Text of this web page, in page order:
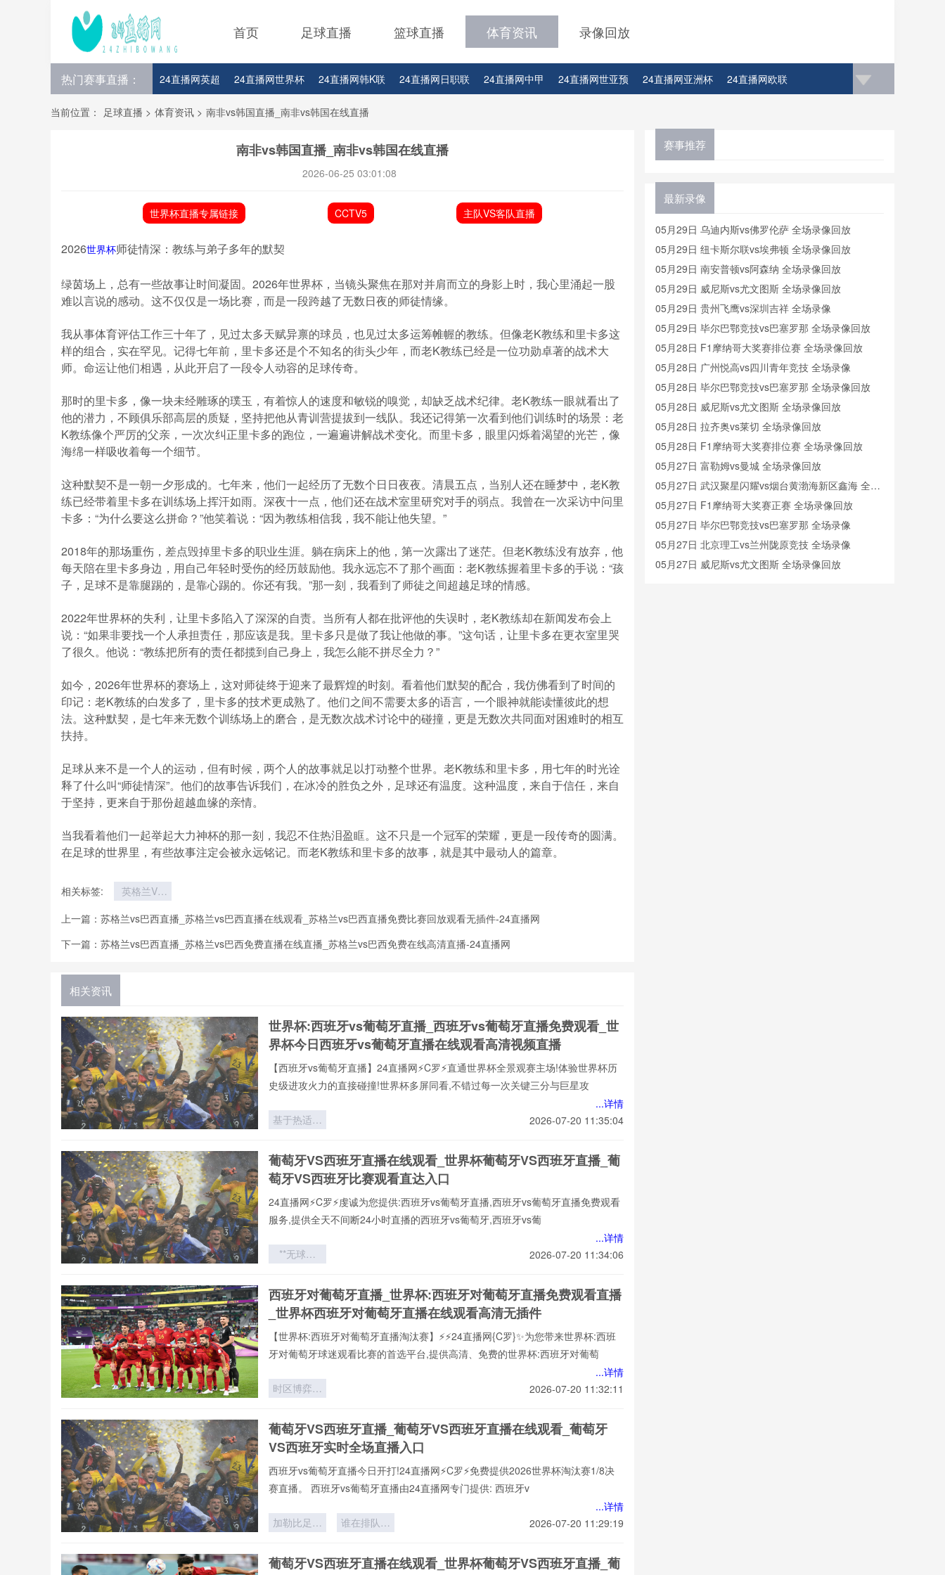
首页 足球直播 篮球直播 体育资讯 录像回放
热门赛事直播： 24直播网英超 24直播网世界杯 24直播网韩K联 24直播网日职联 24直播网中甲 24直播网世亚预 24直播网亚洲杯 24直播网欧联
24直播网意甲 24直播网法甲 24直播网西甲
当前位置： 足球直播 > 体育资讯 > 南非vs韩国直播_南非vs韩国在线直播
南非vs韩国直播_南非vs韩国在线直播
2026-06-25 03:01:08
世界杯直播专属链接 CCTV5 主队VS客队直播
2026世界杯师徒情深：教练与弟子多年的默契
绿茵场上，总有一些故事让时间凝固。2026年世界杯，当镜头聚焦在那对并肩而立的身影上时，我心里涌起一股
难以言说的感动。这不仅仅是一场比赛，而是一段跨越了无数日夜的师徒情缘。
我从事体育评估工作三十年了，见过太多天赋异禀的球员，也见过太多运筹帷幄的教练。但像老K教练和里卡多这
样的组合，实在罕见。记得七年前，里卡多还是个不知名的街头少年，而老K教练已经是一位功勋卓著的战术大
师。命运让他们相遇，从此开启了一段令人动容的足球传奇。
那时的里卡多，像一块未经雕琢的璞玉，有着惊人的速度和敏锐的嗅觉，却缺乏战术纪律。老K教练一眼就看出了
他的潜力，不顾俱乐部高层的质疑，坚持把他从青训营提拔到一线队。我还记得第一次看到他们训练时的场景：老
K教练像个严厉的父亲，一次次纠正里卡多的跑位，一遍遍讲解战术变化。而里卡多，眼里闪烁着渴望的光芒，像
海绵一样吸收着每一个细节。
这种默契不是一朝一夕形成的。七年来，他们一起经历了无数个日日夜夜。清晨五点，当别人还在睡梦中，老K教
练已经带着里卡多在训练场上挥汗如雨。深夜十一点，他们还在战术室里研究对手的弱点。我曾在一次采访中问里
卡多：“为什么要这么拼命？”他笑着说：“因为教练相信我，我不能让他失望。”
2018年的那场重伤，差点毁掉里卡多的职业生涯。躺在病床上的他，第一次露出了迷茫。但老K教练没有放弃，他
每天陪在里卡多身边，用自己年轻时受伤的经历鼓励他。我永远忘不了那个画面：老K教练握着里卡多的手说：“孩
子，足球不是靠腿踢的，是靠心踢的。你还有我。”那一刻，我看到了师徒之间超越足球的情感。
2022年世界杯的失利，让里卡多陷入了深深的自责。当所有人都在批评他的失误时，老K教练却在新闻发布会上
说：“如果非要找一个人承担责任，那应该是我。里卡多只是做了我让他做的事。”这句话，让里卡多在更衣室里哭
了很久。他说：“教练把所有的责任都揽到自己身上，我怎么能不拼尽全力？”
如今，2026年世界杯的赛场上，这对师徒终于迎来了最辉煌的时刻。看着他们默契的配合，我仿佛看到了时间的
印记：老K教练的白发多了，里卡多的技术更成熟了。他们之间不需要太多的语言，一个眼神就能读懂彼此的想
法。这种默契，是七年来无数个训练场上的磨合，是无数次战术讨论中的碰撞，更是无数次共同面对困难时的相互
扶持。
足球从来不是一个人的运动，但有时候，两个人的故事就足以打动整个世界。老K教练和里卡多，用七年的时光诠
释了什么叫“师徒情深”。他们的故事告诉我们，在冰冷的胜负之外，足球还有温度。这种温度，来自于信任，来自
于坚持，更来自于那份超越血缘的亲情。
当我看着他们一起举起大力神杯的那一刻，我忍不住热泪盈眶。这不只是一个冠军的荣耀，更是一段传奇的圆满。
在足球的世界里，有些故事注定会被永远铭记。而老K教练和里卡多的故事，就是其中最动人的篇章。
相关标签:
英格兰VS
格兰VS加
上一篇： 苏格兰vs巴西直播_苏格兰vs巴西直播在线观看_苏格兰vs巴西直播免费比赛回放观看无插件-24直播网
下一篇： 苏格兰vs巴西直播_苏格兰vs巴西免费直播在线直播_苏格兰vs巴西免费在线高清直播-24直播网
相关资讯
世界杯:西班牙vs葡萄牙直播_西班牙vs葡萄牙直播免费观看_世
界杯今日西班牙vs葡萄牙直播在线观看高清视频直播
【西班牙vs葡萄牙直播】24直播网⚡️C罗⚡️直通世界杯全景观赛主场!体验世界杯历
史级进攻火力的直接碰撞!世界杯多屏同看,不错过每一次关键三分与巨星攻
...详情
基于热适应
靠性增强：
面向2026
的优化策略
2026-07-20 11:35:04
葡萄牙VS西班牙直播在线观看_世界杯葡萄牙VS西班牙直播_葡
萄牙VS西班牙比赛观看直达入口
24直播网⚡️C罗⚡️虔诚为您提供:西班牙vs葡萄牙直播,西班牙vs葡萄牙直播免费观看
服务,提供全天不间断24小时直播的西班牙vs葡萄牙,西班牙vs葡
...详情
**无球引
跑动矩阵与
空间博弈**
2026-07-20 11:34:06
西班牙对葡萄牙直播_世界杯:西班牙对葡萄牙直播免费观看直播
_世界杯西班牙对葡萄牙直播在线观看高清无插件
【世界杯:西班牙对葡萄牙直播淘汰赛】⚡⚡24直播网{C罗}✨为您带来世界杯:西班
牙对葡萄牙球迷观看比赛的首选平台,提供高清、免费的世界杯:西班牙对葡萄
...详情
时区博弈：
战场
2026-07-20 11:32:11
葡萄牙VS西班牙直播_葡萄牙VS西班牙直播在线观看_葡萄牙
VS西班牙实时全场直播入口
西班牙vs葡萄牙直播今日开打!24直播网⚡️C罗⚡️免费提供2026世界杯淘汰赛1/8决
赛直播。 西班牙vs葡萄牙直播由24直播网专门提供: 西班牙v
...详情
加勒比足球
杯中北美6
谁在排队等
2026-07-20 11:29:19
葡萄牙VS西班牙直播在线观看_世界杯葡萄牙VS西班牙直播_葡
赛事推荐
最新录像
05月29日 乌迪内斯vs佛罗伦萨 全场录像回放
05月29日 纽卡斯尔联vs埃弗顿 全场录像回放
05月29日 南安普顿vs阿森纳 全场录像回放
05月29日 威尼斯vs尤文图斯 全场录像回放
05月29日 贵州飞鹰vs深圳吉祥 全场录像
05月29日 毕尔巴鄂竞技vs巴塞罗那 全场录像回放
05月28日 F1摩纳哥大奖赛排位赛 全场录像回放
05月28日 广州悦高vs四川青年竞技 全场录像
05月28日 毕尔巴鄂竞技vs巴塞罗那 全场录像回放
05月28日 威尼斯vs尤文图斯 全场录像回放
05月28日 拉齐奥vs莱切 全场录像回放
05月28日 F1摩纳哥大奖赛排位赛 全场录像回放
05月27日 富勒姆vs曼城 全场录像回放
05月27日 武汉聚星闪耀vs烟台黄渤海新区鑫海 全场
录像
05月27日 F1摩纳哥大奖赛正赛 全场录像回放
05月27日 毕尔巴鄂竞技vs巴塞罗那 全场录像
05月27日 北京理工vs兰州陇原竞技 全场录像
05月27日 威尼斯vs尤文图斯 全场录像回放